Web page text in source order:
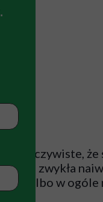
oczywiste, że
to zwykła
albo w